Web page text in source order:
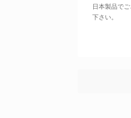
日本製品で
下さい。